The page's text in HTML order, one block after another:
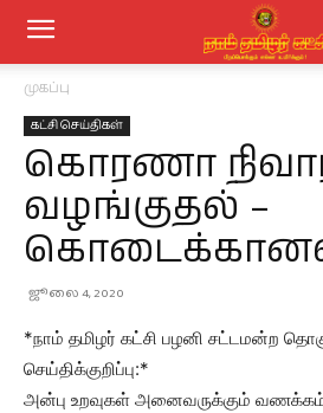
முகப்பு
கட்சி செய்திகள்
கொரணா
வழங்குதல் –
ஜூலை 4, 2020
*நாம் தமிழர் கட்சி பழனி சட்டமன்ற
செய்திக்குறிப்பு:*
அன்பு உறவுகள் அனைவருக்கும்